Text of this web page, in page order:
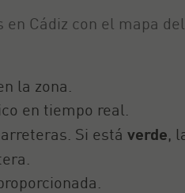
Cádiz con el mapa
la zona.
en tiempo real.
Si está verde,